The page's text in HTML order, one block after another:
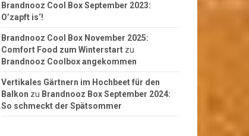
Brandnooz Cool Box September 2023:
O’zapft is‘!
Brandnooz Cool Box November 2025:
Comfort Food zum Winterstart zu
Brandnooz Coolbox angekommen
Vertikales Gärtnern im Hochbeet für den
Balkon zu Brandnooz Box September 2024:
So schmeckt der Spätsommer